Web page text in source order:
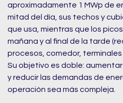
aproximadamente 1 MWp de
mitad del día, sus techos y
que usa, mientras que los
mañana y al final de la tarde
procesos, comedor, terminales
Su objetivo es doble:
y reducir las demandas de
operación sea más compleja.